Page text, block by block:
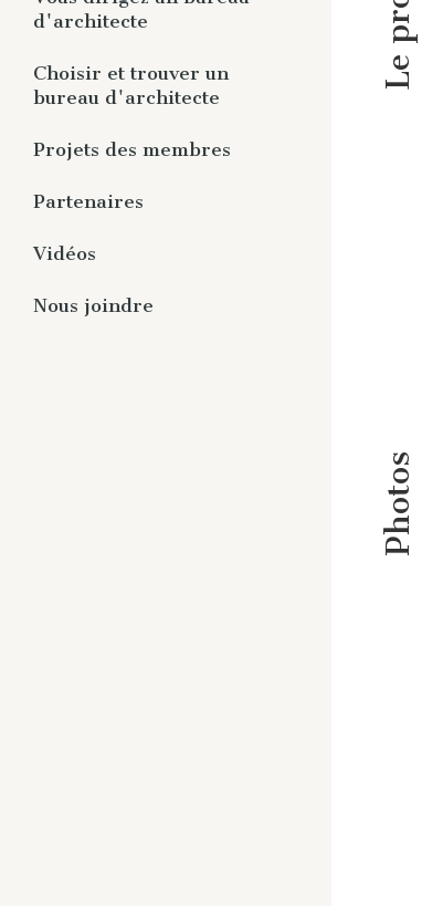
Panorama
Études et guides
Rapports et communiqués
Rediffusion de webinaires
d'architecte
Vous êtes membre
Vous n’êtes pas membre
Choisir et trouver un
bureau d'architecte
Pourquoi un architecte ?
Projets des membres
Partenaires
Répertoire des partenaires
Vidéos
Architectes en série
Nous joindre
Photos